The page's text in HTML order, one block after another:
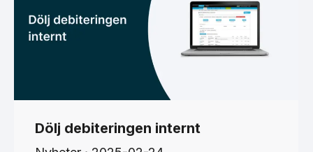
Dölj debiteringen internt